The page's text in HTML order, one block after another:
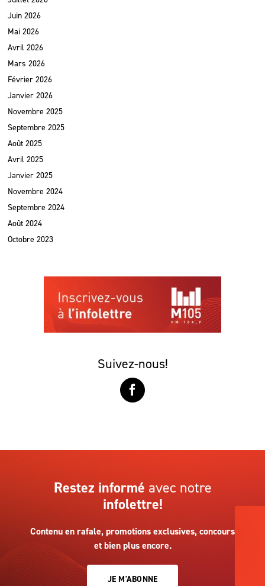
Juin 2026
Mai 2026
Avril 2026
Mars 2026
Février 2026
Janvier 2026
Novembre 2025
Septembre 2025
Août 2025
Avril 2025
Janvier 2025
Novembre 2024
Septembre 2024
Août 2024
Octobre 2023
Suivez-nous!
Restez informé avec notre
infolettre!
Contenu en rafale, promotions exclusives, concours
et bien plus encore.
JE M'ABONNE